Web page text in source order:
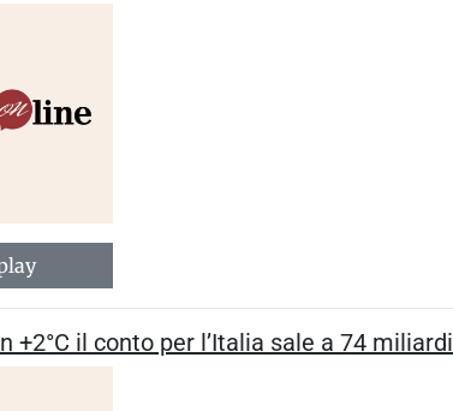
+2°C il conto per l’Italia sale a 74 miliardi